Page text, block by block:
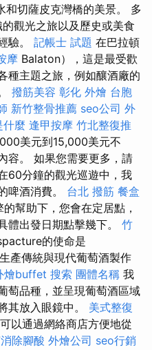
和切薩皮克灣橋的美景。 多
觀光之旅以及歷史或美食
驗。 記帳士 試題 在巴拉頓
摩 Balaton），這是最受歡
種主題之旅，例如釀酒廠的
撥筋美容 彰化 外燴 台胞
新竹整骨推薦 seo公司 外
什麼 逢甲按摩 竹北整復推
美元到15,000美元不
容。 如果您需要更多，請
60分鐘的觀光巡遊中，我
啤酒消費。 台北 撥筋 餐盒
幫助下，您會在定居點，
體出發日期點擊幾下。 竹
的使命是
產傳統與現代葡萄酒製作
燴buffet 搜索 團體名稱 我
萄品種，並呈現葡萄酒區域
其放入眼鏡中。 美式整復
以通過網絡商店方便地從
除腳酸 外燴公司 seo行銷